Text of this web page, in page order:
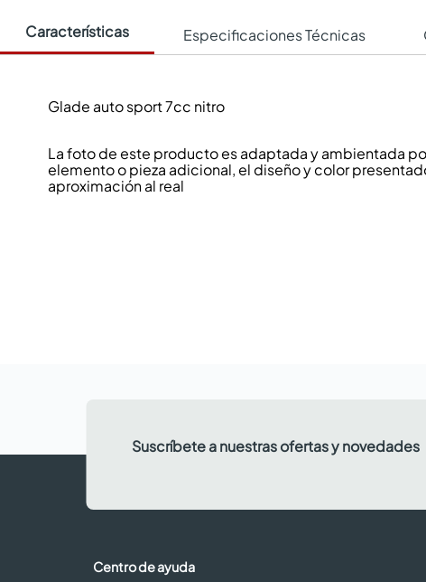
Características Especificaciones Técnicas
Glade auto sport 7cc nitro
La foto de este producto es adaptada y ambientada
elemento o pieza adicional, el diseño y color
aproximación al real
Suscríbete a nuestras ofertas y novedades
Centro de ayuda